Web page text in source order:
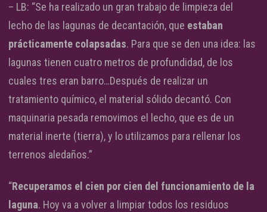
– LB: “Se ha realizado un gran trabajo de limpieza del
lecho de las lagunas de decantación, que estaban
prácticamente colapsadas. Para que se den una idea: las
lagunas tienen cuatro metros de profundidad, de los
cuales tres eran barro…Después de realizar un
tratamiento químico, el material sólido decantó. Con
maquinaria pesada removimos el lecho, que es de un
material inerte (tierra), y lo utilizamos para rellenar los
terrenos aledaños.”
“Recuperamos el cien por cien del funcionamiento de la
laguna. Hoy va a volver a limpiar todos los residuos